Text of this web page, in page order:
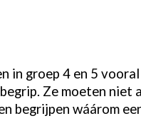
in groep 4 en 5
Ze moeten niet
begrijpen wáárom